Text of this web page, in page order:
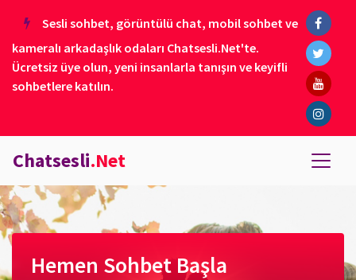
Sesli sohbet, görüntülü chat, mobil sohbet ve
kameralı arkadaşlık odaları Chatsesli.Net'te.
Ücretsiz üye olun, yeni insanlarla tanışın ve keyifli
sohbetlere katılın.
Chatsesli.Net
Hemen Sohbet Başla